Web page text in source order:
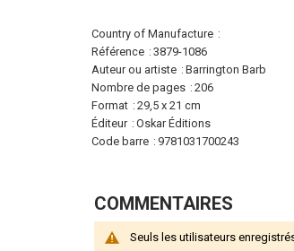
Plus
d'infos
Country of Manufacture
Référence
3879-1086
Auteur ou artiste
Barrington Barb
Nombre de pages
206
Format
29,5 x 21 cm
Éditeur
Oskar Éditions
Code barre
9781031700243
COMMENTAIRES
Seuls les utilisateurs